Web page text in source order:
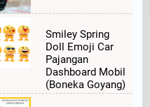
Smiley Spring
Doll Emoji Car
Pajangan
Dashboard Mobil
(Boneka Goyang)